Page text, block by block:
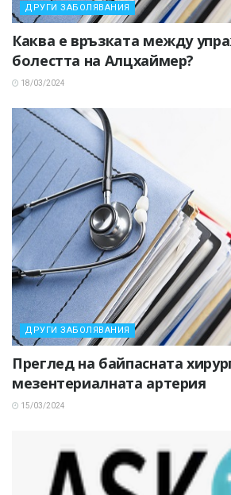
ДРУГИ ЗАБОЛЯВАНИЯ
Каква е връзката между
болестта на Алцхаймер?
18/03/2024
ДРУГИ ЗАБОЛЯВАНИЯ
Преглед на байпасната
мезентериалната артерия
15/03/2024